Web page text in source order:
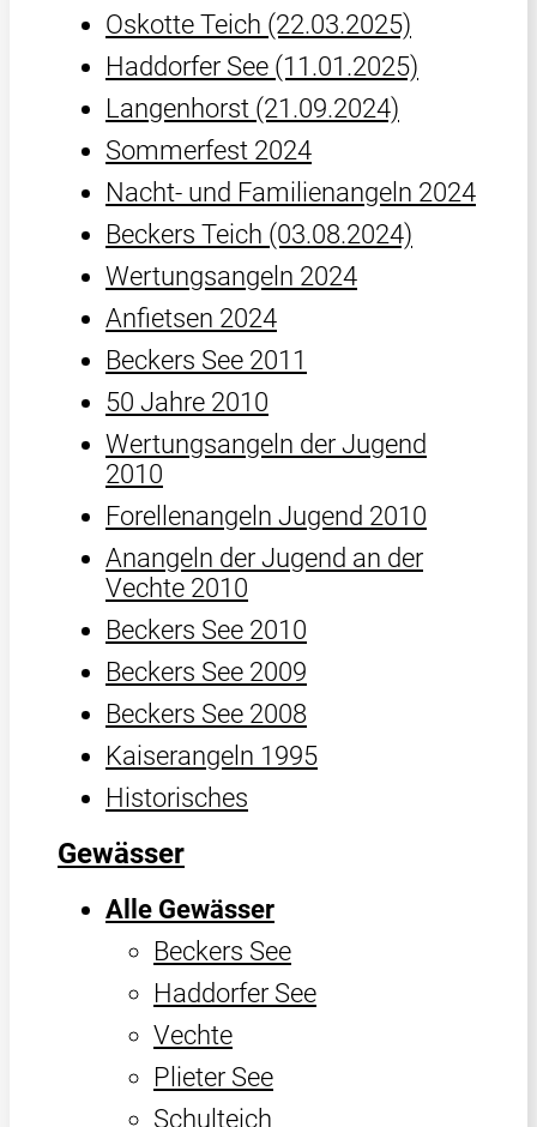
Oskotte Teich (22.03.2025)
Haddorfer See (11.01.2025)
Langenhorst (21.09.2024)
Sommerfest 2024
Nacht- und Familienangeln 2024
Beckers Teich (03.08.2024)
Wertungsangeln 2024
Anfietsen 2024
Beckers See 2011
50 Jahre 2010
Wertungsangeln der Jugend
2010
Forellenangeln Jugend 2010
Anangeln der Jugend an der
Vechte 2010
Beckers See 2010
Beckers See 2009
Beckers See 2008
Kaiserangeln 1995
Historisches
Gewässer
Alle Gewässer
Beckers See
Haddorfer See
Vechte
Plieter See
Schulteich